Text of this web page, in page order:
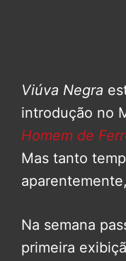
Viúva Negra
introdução no
Homem de
Mas tanto
Na semana
primeira